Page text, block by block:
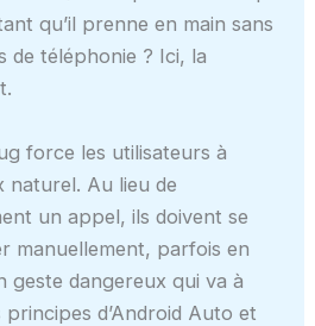
qu’il prenne en main sans
de téléphonie ? Ici, la
force les utilisateurs à
Au lieu de
un appel, ils doivent se
manuellement, parfois en
dangereux qui va à
principes d’Android Auto et